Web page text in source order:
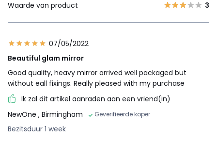
Waarde van product
3
07/05/2022
Beautiful glam mirror
Good quality, heavy mirror arrived well packaged but
without eall fixings. Really pleased with my purchase
Ik zal dit artikel aanraden aan een vriend(in)
NewOne , Birmingham Geverifieerde koper
Bezitsduur 1 week